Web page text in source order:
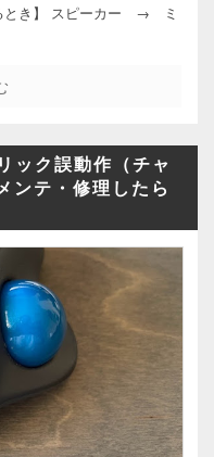
とき】 スピーカー → ミ
ック誤動作（チャ
ンテ・修理したら